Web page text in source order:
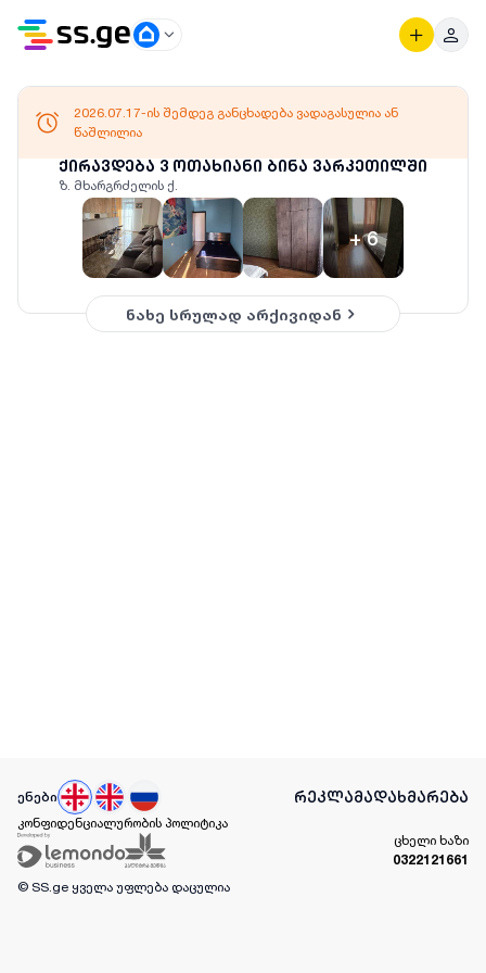
ქირავდება 3 ოთახიანი ბინა ვარკეთილში
ზ. მხარგრძელის ქ.
+6
2026.07.17-ის შემდეგ განცხადება ვადაგასულია ან
წაშლილია
ნახე სრულად არქივიდან
ენები რეკლამადახმარება
კონფიდენციალურობის პოლიტიკა
ცხელი ხაზი
0322121661
© SS.ge ყველა უფლება დაცულია